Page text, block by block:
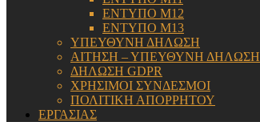
ΕΝΤΥΠΟ Μ12
ΕΝΤΥΠΟ Μ13
ΥΠΕΥΘΥΝΗ ΔΗΛΩΣΗ
ΑΙΤΗΣΗ – ΥΠΕΥΘΥΝΗ ΔΗΛΩΣΗ
ΔΗΛΩΣΗ GDPR
ΧΡΗΣΙΜΟΙ ΣΥΝΔΕΣΜΟΙ
ΠΟΛΙΤΙΚΗ ΑΠΟΡΡΗΤΟΥ
ΕΡΓΑΣΙΑΣ